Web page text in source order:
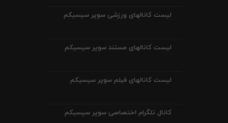
لیست کانالهای ورزشی سوپر سیسیکم
لیست کانالهای مستند سوپر سیسیکم
لیست کانالهای فیلم سوپر سیسیکم
کانال تلگرام اختصاصی سوپر سیسیکم